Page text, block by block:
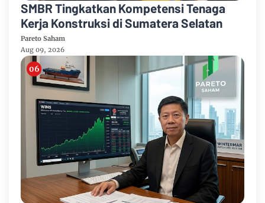
SMBR Tingkatkan Kompetensi Tenaga
Kerja Konstruksi di Sumatera Selatan
Pareto Saham
Aug 09, 2026